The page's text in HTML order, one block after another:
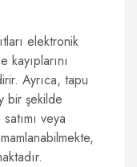
elektronik
Ayrıca, tapu
bir şekilde
veya